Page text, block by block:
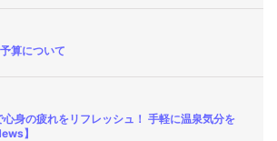
算について
身の疲れをリフレッシュ！ 手軽に温泉気分を
】